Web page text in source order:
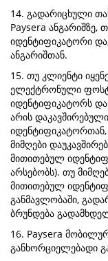
14. გადარიცხული
Paysera
იდენტიფიკატორი
ანგარიშთან.
15. თუ კლიენტი
ელექტრონული
იდენტიფიკატორს და
არის
იდენტიფიკატორთან,
მიმღები
მითითებულ
არსებობს). თუ
მითითებულ
განმავლობაში,
ბრუნდება
16. Paysera
განხორციელებადი